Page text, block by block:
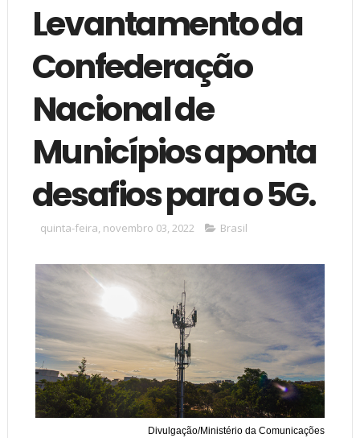
Levantamento da
Confederação
Nacional de
Municípios aponta
desafios para o 5G.
quinta-feira, novembro 03, 2022 Brasil
Divulgação/Ministério da Comunicações